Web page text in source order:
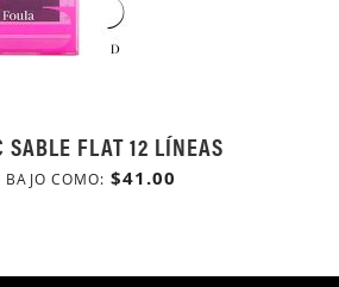
SABLE FLAT 12 LÍNEAS
BAJO COMO $41.00